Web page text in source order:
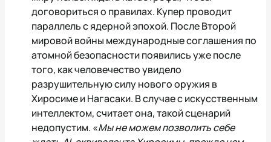
договориться о правилах. Купер проводит
параллель с ядерной эпохой. После Второй
мировой войны международные соглашения по
атомной безопасности появились уже после
того, как человечество увидело
разрушительную силу нового оружия в
Хиросиме и Нагасаки. В случае с искусственным
интеллектом, считает она, такой сценарий
недопустим. «Мы не можем позволить себе